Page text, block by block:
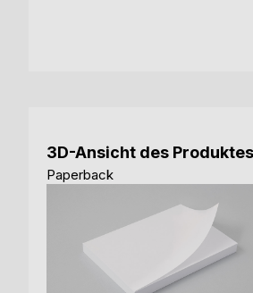
3D-Ansicht des
Paperback